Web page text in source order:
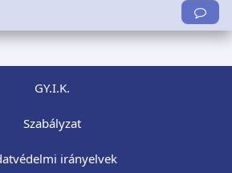
GY.I.K.
Szabályzat
irányelvek